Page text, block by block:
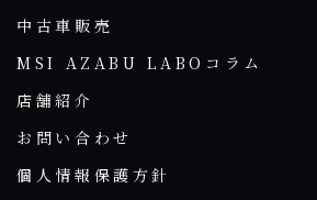
中古車販売
MSI AZABU LABOコラム
店舗紹介
お問い合わせ
個人情報保護方針